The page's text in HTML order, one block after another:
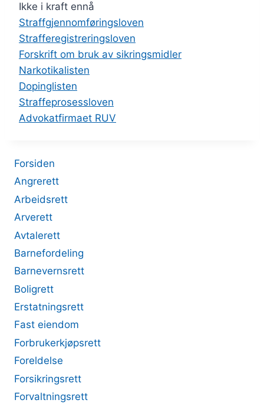
Ikke i kraft ennå
Straffgjennomføringsloven
Strafferegistreringsloven
Forskrift om bruk av sikringsmidler
Narkotikalisten
Dopinglisten
Straffeprosessloven
Advokatfirmaet RUV
Forsiden
Angrerett
Arbeidsrett
Arverett
Avtalerett
Barnefordeling
Barnevernsrett
Boligrett
Erstatningsrett
Fast eiendom
Forbrukerkjøpsrett
Foreldelse
Forsikringsrett
Forvaltningsrett